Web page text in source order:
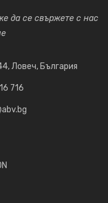
да се свържете с нас
Ловеч, България
716